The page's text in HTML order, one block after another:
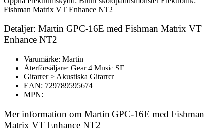
Fishman Matrix VT Enhance NT2
Detaljer: Martin GPC-16E med Fishman Matrix VT
Enhance NT2
Varumärke: Martin
Återförsäljare: Gear 4 Music SE
Gitarrer > Akustiska Gitarrer
EAN: 729789595674
MPN:
Mer information om Martin GPC-16E med Fishman
Matrix VT Enhance NT2